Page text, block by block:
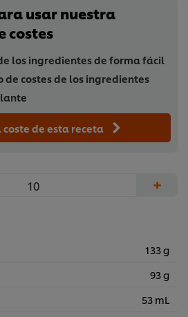
usar nuestra
costes
los ingredientes de forma fácil
de costes de los ingredientes
de esta receta
+
133 g
93 g
53 mL